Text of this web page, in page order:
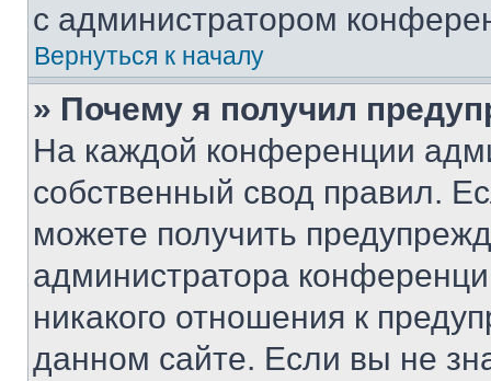
с администратором
Вернуться к началу
» Почему я получил
На каждой конференции
собственный свод правил.
можете получить
администратора
никакого отношения к
данном сайте. Если вы не